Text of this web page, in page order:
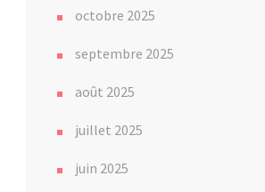
octobre 2025
septembre 2025
août 2025
juillet 2025
juin 2025